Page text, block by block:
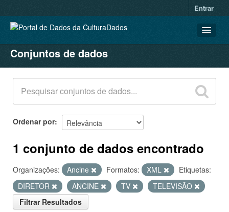
Entrar
CONJUNTOS DE DADOS
ORGANIZAÇÕES
GRUPOS
SOBRE
Conjuntos de dados
Ordenar por
1 conjunto de dados encontrado
Organizações: Ancine Formatos: XML
Etiquetas:
DIRETOR
ANCINE TV
TELEVISÃO
Filtrar Resultados